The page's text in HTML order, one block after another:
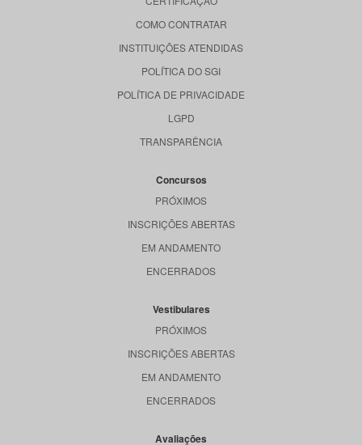
COMO CONTRATAR
INSTITUIÇÕES ATENDIDAS
POLÍTICA DO SGI
POLÍTICA DE PRIVACIDADE
LGPD
TRANSPARÊNCIA
Concursos
PRÓXIMOS
INSCRIÇÕES ABERTAS
EM ANDAMENTO
ENCERRADOS
Vestibulares
PRÓXIMOS
INSCRIÇÕES ABERTAS
EM ANDAMENTO
ENCERRADOS
Avaliações